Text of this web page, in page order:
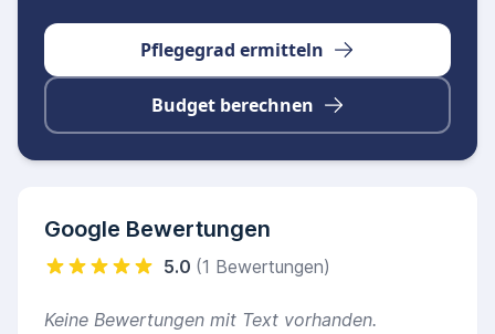
Pflegegrad ermitteln
Budget berechnen
Google Bewertungen
5.0 (1 Bewertungen)
Keine Bewertungen mit Text vorhanden.